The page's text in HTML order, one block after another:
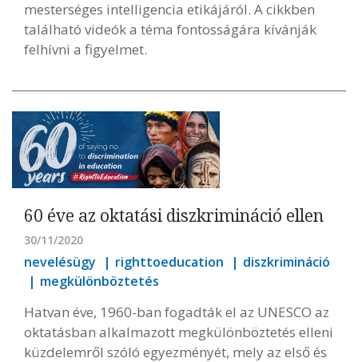
mesterséges intelligencia etikájáról. A cikkben
található videók a téma fontosságára kívánják
felhívni a figyelmet.
60 éve az oktatási diszkrimináció ellen
30/11/2020
nevelésügy righttoeducation
diszkrimináció
megkülönböztetés
Hatvan éve, 1960-ban fogadták el az UNESCO az
oktatásban alkalmazott megkülönböztetés elleni
küzdelemről szóló egyezményét, mely az első és